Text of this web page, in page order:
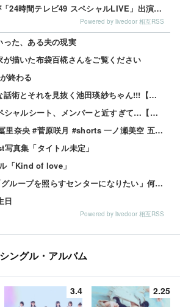
SKE48メンバー6名が「24時間テレビ49 スペシャルLIVE」出演決定！
Powered by livedoor 相互RSS
た、ある夫の現実
が描いた布袋百椛さんをご覧ください
終わる
林瑠奈ちゃんの巧みな話術とそれを見抜く池田瑛紗ちゃん!!!【乃木坂46】
【櫻坂46】レミノスペシャルシート、メンバーと近すぎて…【全国ツアー2026】
池田瑛紗 乃木坂46 #冨里奈央 #菅原咲月 #shorts 一ノ瀬美空 五百城茉央 瀬戸口心月 奥の反応まとめ
真集「タイトル未定」
「Kind of love」
日向坂46 藤嶌果歩 「グループを照らすセンターになりたい」何倍もキラキラしたかほりんが降臨【坂道の火曜日】
日
Powered by livedoor 相互RSS
シングル・アルバム
3.4 2.25